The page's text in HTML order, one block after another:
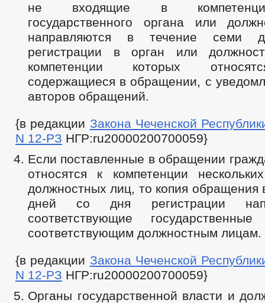
не входящие в
государственного органа или
направляются в течение семи
регистрации в орган или
компетенции которых
содержащиеся в обращении, с
авторов обращений.
{в редакции Закона Чеченской
N 12-РЗ НГР:ru20000200700059}
Если поставленные в обращении
относятся к компетенции
должностных лиц, то копия обращения
дней со дня регистрации
соответствующие
соответствующим должностным лицам.
{в редакции Закона Чеченской
N 12-РЗ НГР:ru20000200700059}
Органы государственной власти и